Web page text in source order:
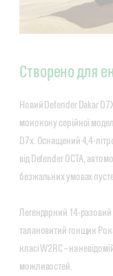
Створено для
Новий Defender Dakar
монококу серійної
D7x. Оснащений 4,4-
від Defender OCTA,
безжальних умовах
Легендарний 14-
талановитий гонщик
класі W2RC – на
можливостей.